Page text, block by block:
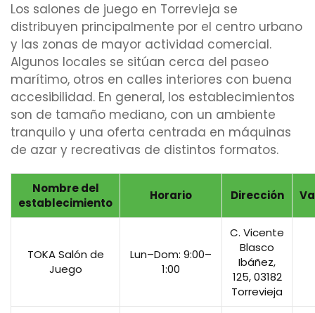
Los salones de juego en Torrevieja se
distribuyen principalmente por el centro urbano
y las zonas de mayor actividad comercial.
Algunos locales se sitúan cerca del paseo
marítimo, otros en calles interiores con buena
accesibilidad. En general, los establecimientos
son de tamaño mediano, con un ambiente
tranquilo y una oferta centrada en máquinas
de azar y recreativas de distintos formatos.
Nombre del
establecimiento
Horario Dirección
TOKA Salón de
Juego
Lun–Dom: 9:00–
1:00
C. Vicente
Blasco
Ibáñez,
125, 03182
Torrevieja